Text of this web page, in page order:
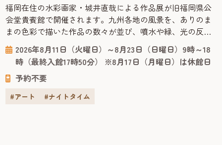
福岡在住の水彩画家・城井直哉による作品展が旧福岡県公
会堂貴賓館で開催されます。九州各地の風景を、ありのま
まの色彩で描いた作品の数々が並び、噴水や緑、光の反射
まで丁寧に再現された絵からは、その土地の空気が感じら
れます。 今回の会場となる「旧福岡県公会堂貴賓館」は、
1910年、九州沖縄八県連合共進会の迎賓館として建てら
れ、明治43年には皇族の宿泊所としても使われた歴史ある
建物です。急勾配の屋根や...
2026年8月11日（火曜日）～8月23日（日曜日）9時～18
時（最終入館17時50分） ※8月17日（月曜日）は休館日
予約不要
#アート #ナイトタイム